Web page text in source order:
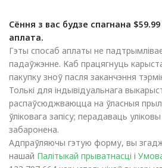
Сёння з вас будзе спагнана
аплата.
Гэты спосаб аплаты не
падаўжэнне. Каб працягнуць
пакупку зноў пасля заканчэння
Толькі для індывідуальнага
распаўсюджваюцца на ўласныя
ўліковага запісу; перадаваць
забаронена.
Адпраўляючы гэтую форму, вы
нашай Палітыкай прыватнасці і